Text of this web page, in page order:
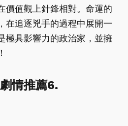
價值觀上針鋒相對。命運的
在追逐兇手的過程中展開一
極具影響力的政治家，並擁
情推薦6.